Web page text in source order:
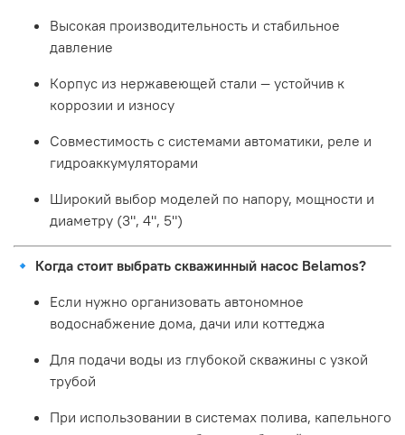
Высокая производительность и стабильное
давление
Корпус из нержавеющей стали — устойчив к
коррозии и износу
Совместимость с системами автоматики, реле и
гидроаккумуляторами
Широкий выбор моделей по напору, мощности и
диаметру (3", 4", 5")
🔹 Когда стоит выбрать скважинный насос Belamos?
Если нужно организовать автономное
водоснабжение дома, дачи или коттеджа
Для подачи воды из глубокой скважины с узкой
трубой
При использовании в системах полива, капельного